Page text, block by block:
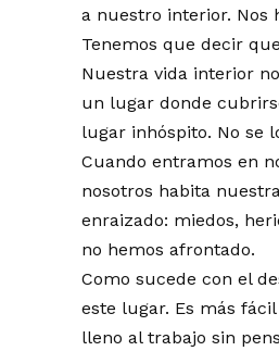
a nuestro interior. Nos
Tenemos que decir
Nuestra vida interior
un lugar donde
lugar inhóspito. No se
Cuando entramos en
nosotros habita
enraizado: miedos,
no hemos afrontado.
Como sucede con el
este lugar. Es más
lleno al trabajo sin